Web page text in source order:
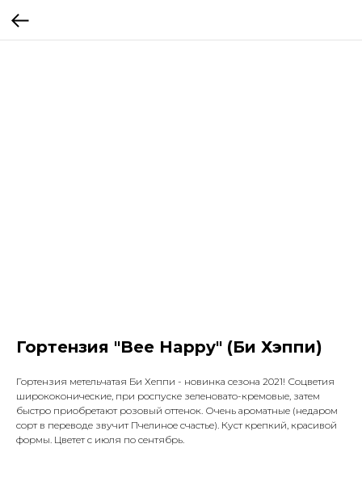
Гортензия "Bee Happy" (Би Хэппи)
Гортензия метельчатая Би Хеппи - новинка сезона 2021! Соцветия
ширококонические, при роспуске зеленовато-кремовые, затем
быстро приобретают розовый оттенок. Очень ароматные (недаром
сорт в переводе звучит Пчелиное счастье). Куст крепкий, красивой
формы. Цветет с июля по сентябрь.